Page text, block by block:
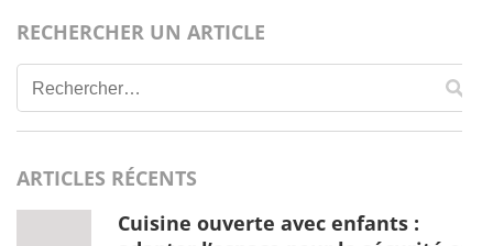
RECHERCHER UN ARTICLE
Rechercher :
ARTICLES RÉCENTS
Cuisine ouverte avec enfants :